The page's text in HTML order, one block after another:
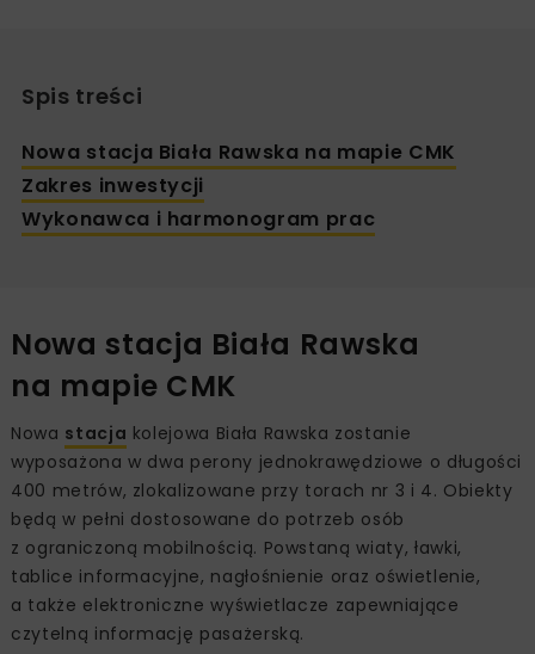
Spis treści
Nowa stacja Biała Rawska na mapie CMK
Zakres inwestycji
Wykonawca i harmonogram prac
Nowa stacja Biała Rawska
na mapie CMK
Nowa stacja kolejowa Biała Rawska zostanie
wyposażona w dwa perony jednokrawędziowe o długości
400 metrów, zlokalizowane przy torach nr 3 i 4. Obiekty
będą w pełni dostosowane do potrzeb osób
z ograniczoną mobilnością. Powstaną wiaty, ławki,
tablice informacyjne, nagłośnienie oraz oświetlenie,
a także elektroniczne wyświetlacze zapewniające
czytelną informację pasażerską.